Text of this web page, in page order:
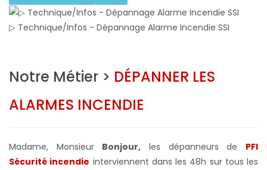
▷ Technique/Infos - Dépannage Alarme Incendie SSI
Notre Métier > DÉPANNER LES
ALARMES INCENDIE
Madame, Monsieur Bonjour, les dépanneurs de PFI
Sécurité incendie interviennent dans les 48h sur tous les